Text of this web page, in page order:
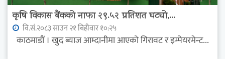
कृषि विकास बैंकको नाफा २९.५२ प्रतिशत घट्यो,...
वि.सं.२०८३ साउन २१ बिहीवार १०:२५
काठमाडौं । खुद ब्याज आम्दानीमा आएको गिरावट र इम्पेयरमेन्ट...